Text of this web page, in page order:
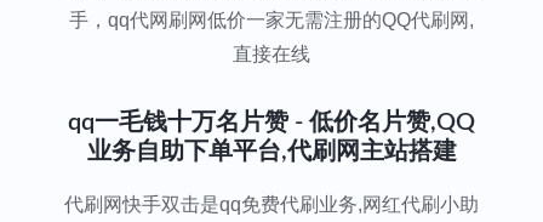
手，qq代网刷网低价一家无需注册的QQ代刷网,
直接在线
qq一毛钱十万名片赞 - 低价名片赞,QQ
业务自助下单平台,代刷网主站搭建
代刷网快手双击是qq免费代刷业务,网红代刷小助